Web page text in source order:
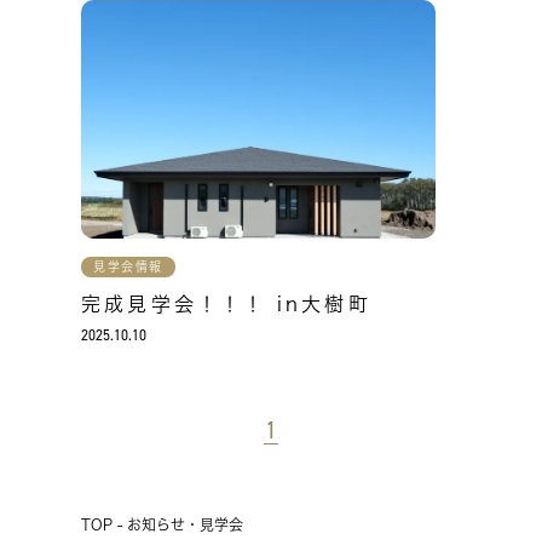
見学会情報
完成見学会！！！ in大樹町
2025.10.10
1
TOP - お知らせ・見学会